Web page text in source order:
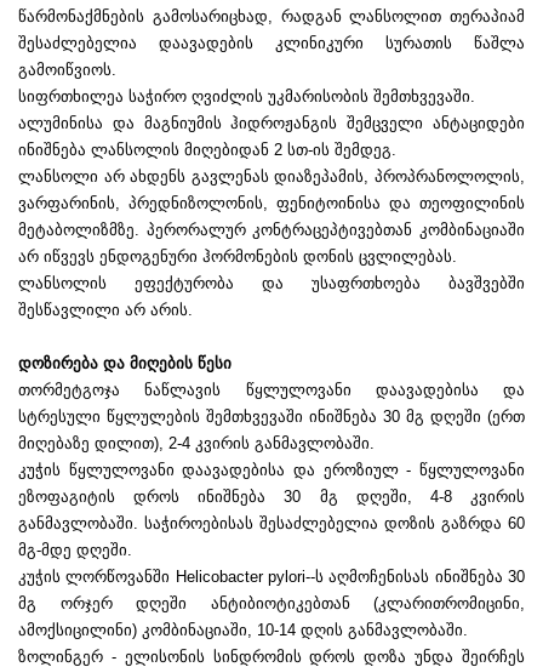
წარმონაქმნების გამოსარიცხად, რადგან ლანსოლით თერაპიამ
შესაძლებელია დაავადების კლინიკური სურათის წაშლა
გამოიწვიოს.
სიფრთხილეა საჭირო ღვიძლის უკმარისობის შემთხვევაში.
ალუმინისა და მაგნიუმის ჰიდროჟანგის შემცველი ანტაციდები
ინიშნება ლანსოლის მიღებიდან 2 სთ-ის შემდეგ.
ლანსოლი არ ახდენს გავლენას დიაზეპამის, პროპრანოლოლის,
ვარფარინის, პრედნიზოლონის, ფენიტოინისა და თეოფილინის
მეტაბოლიზმზე. პერორალურ კონტრაცეპტივებთან კომბინაციაში
არ იწვევს ენდოგენური ჰორმონების დონის ცვლილებას.
ლანსოლის ეფექტურობა და უსაფრთხოება ბავშვებში
შესწავლილი არ არის.
დოზირება და მიღების წესი
თორმეტგოჯა ნაწლავის წყლულოვანი დაავადებისა და
სტრესული წყლულების შემთხვევაში ინიშნება 30 მგ დღეში (ერთ
მიღებაზე დილით), 2-4 კვირის განმავლობაში.
კუჭის წყლულოვანი დაავადებისა და ეროზიულ - წყლულოვანი
ეზოფაგიტის დროს ინიშნება 30 მგ დღეში, 4-8 კვირის
განმავლობაში. საჭიროებისას შესაძლებელია დოზის გაზრდა 60
მგ-მდე დღეში.
კუჭის ლორწოვანში Helicobacter pylori--ს აღმოჩენისას ინიშნება 30
მგ ორჯერ დღეში ანტიბიოტიკებთან (კლარითრომიცინი,
ამოქსიცილინი) კომბინაციაში, 10-14 დღის განმავლობაში.
ზოლინგერ - ელისონის სინდრომის დროს დოზა უნდა შეირჩეს